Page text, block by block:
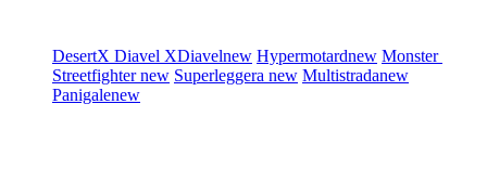
DesertX Diavel XDiavelnew Hypermotardnew Monster
Streetfighternew Superleggera new Multistradanew
Panigalenew